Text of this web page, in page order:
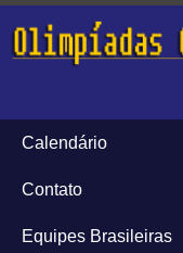
Calendário
Contato
Equipes Brasileiras